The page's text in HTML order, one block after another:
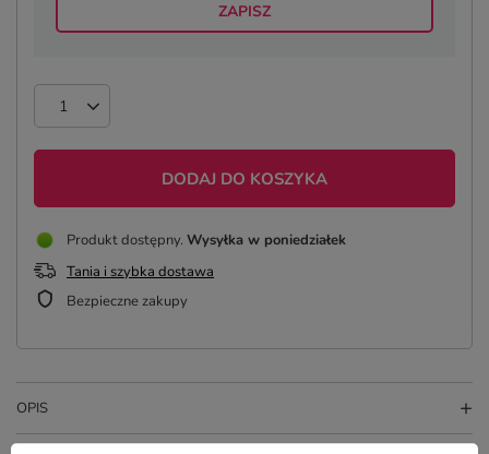
ZAPISZ
DODAJ DO KOSZYKA
Produkt dostępny Wysyłka w poniedziałek
Tania i szybka dostawa
Bezpieczne zakupy
OPIS